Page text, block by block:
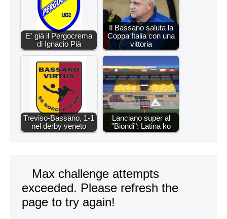
E' già il Pergocrema
di Ignacio Pià
Il Bassano saluta la
Coppa Italia con una
vittoria
Treviso-Bassano, 1-1
nel derby veneto
Lanciano super al
"Biondi": Latina ko